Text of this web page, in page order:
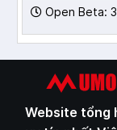
Open Beta:
Website tổng